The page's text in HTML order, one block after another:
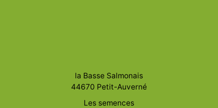
la Basse Salmonais
44670 Petit-Auverné
Les semences